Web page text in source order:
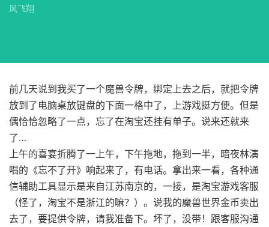
风飞翔
前几天说到我买了一个魔兽令牌，绑定上去之后，就把令牌
放到了电脑桌放键盘的下面一格中了，上游戏挺方便。但是
偶恰恰忽略了一点，忘了在淘宝还挂有单子。说来还就来
了…
上午的喜宴折腾了一上午，下午拖地，拖到一半，暗夜林演
唱的《忘不了开》响起来了，有电话。拿出来一看，各种通
信辅助工具显示是来自江苏南京的，一接，是淘宝游戏客服
（怪了，淘宝不是浙江的嘛？）。说我的魔兽世界金币卖出
去了，要提供令牌，请我准备下。坏了，没带！跟客服沟通